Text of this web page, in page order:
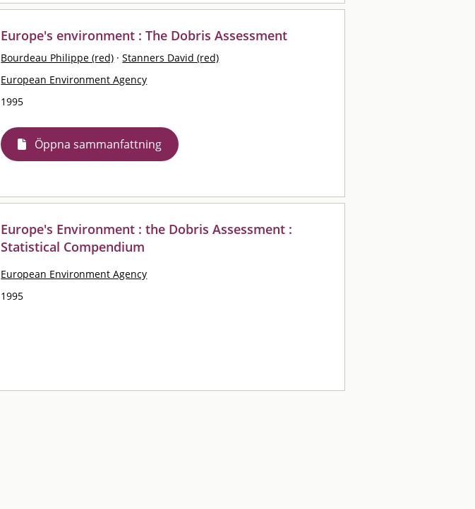
Europe's environment : The Dobris Assessment
Bourdeau Philippe (red) · Stanners David (red)
European Environment Agency
1995
Öppna sammanfattning
Europe's Environment : the Dobris Assessment :
Statistical Compendium
European Environment Agency
1995